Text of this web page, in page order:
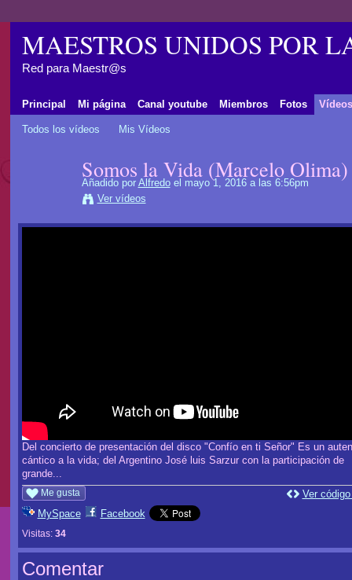
MAESTROS UNIDOS POR
Red para Maestr@s
Principal Mi página Canal youtube Miembros Fotos Vídeos
Todos los vídeos Mis Vídeos
Somos la Vida (Marcelo Olima)
Añadido por Alfredoel mayo 1, 2016 a las 6:56pm
Ver vídeos
Del concierto de presentación del disco "Confío en ti Señor" Es un
cántico a la vida; del Argentino José luis Sarzur con la participación de
grande...
Me gusta
MySpace Facebook
Visitas: 34
Ver
Comentar